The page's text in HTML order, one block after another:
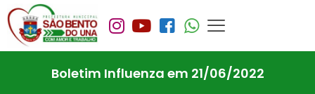
Boletim Influenza em 21/06/2022